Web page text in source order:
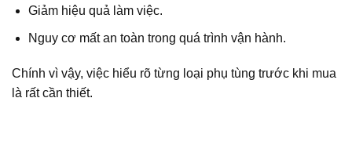
Giảm hiệu quả làm việc.
Nguy cơ mất an toàn trong quá trình vận hành.
Chính vì vậy, việc hiểu rõ từng loại phụ tùng trước khi mua
là rất cần thiết.